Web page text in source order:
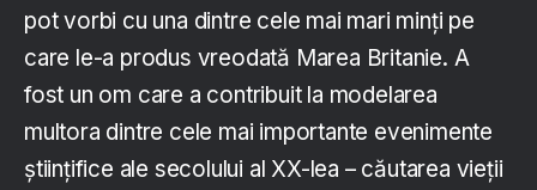
pot vorbi cu una dintre cele mai mari minți pe
care le-a produs vreodată Marea Britanie. A
fost un om care a contribuit la modelarea
multora dintre cele mai importante evenimente
științifice ale secolului al XX-lea – căutarea vieții